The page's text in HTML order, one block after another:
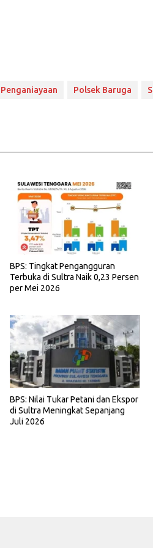
Penganiayaan Polsek Baruga
BPS: Tingkat Pengangguran
Terbuka di Sultra Naik 0,23 Persen
per Mei 2026
BPS: Nilai Tukar Petani dan Ekspor
di Sultra Meningkat Sepanjang
Juli 2026